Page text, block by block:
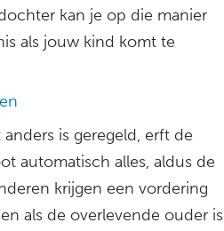
kan je op die manier
als jouw kind komt te
is geregeld, erft de
automatisch alles, aldus de
krijgen een vordering
als de overlevende ouder is